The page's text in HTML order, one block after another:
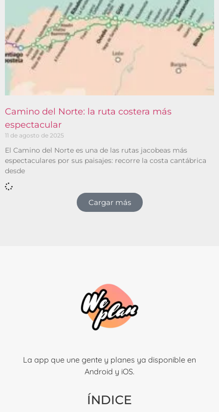
Camino del Norte: la ruta costera más
espectacular
11 de agosto de 2025
El Camino del Norte es una de las rutas jacobeas más
espectaculares por sus paisajes: recorre la costa cantábrica
desde
Cargar más
La app que une gente y planes ya disponible en
Android y iOS.
ÍNDICE